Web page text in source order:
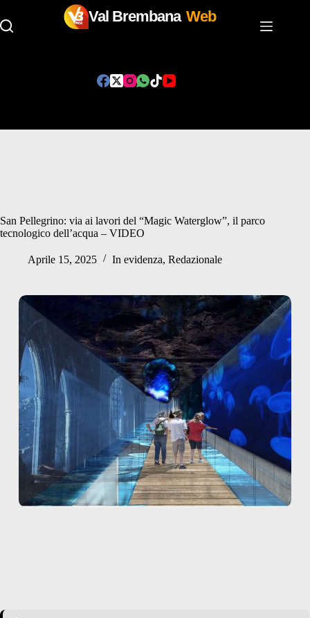
Val Brembana Web
San Pellegrino: via ai lavori del “Magic Waterglow”, il parco
tecnologico dell’acqua – VIDEO
Aprile 15, 2025 In evidenza, Redazionale